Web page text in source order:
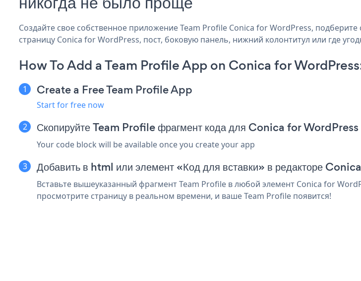
Создайте свое собственное приложение Team Profile Conica for WordPress,
страницу Conica for WordPress, пост, боковую панель, нижний колонтитул или где
How To Add a Team Profile App on Conica for
Create a Free Team Profile App
Start for free now
Скопируйте Team Profile фрагмент кода для Conica for WordPress
Your code block will be available once you create your app
Добавить в html или элемент «Код для вставки» в редакторе
Вставьте вышеуказанный фрагмент Team Profile в любой элемент Conica for
просмотрите страницу в реальном времени, и ваше Team Profile появится!